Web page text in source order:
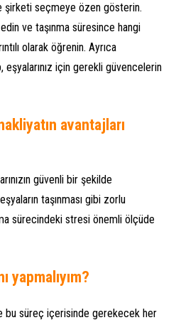
şirketi seçmeye özen gösterin.
ve taşınma süresince hangi
olarak öğrenin. Ayrıca
için gerekli güvencelerin
avantajları
güvenli bir şekilde
taşınması gibi zorlu
sürecindeki stresi önemli ölçüde
yapmalıyım?
bu süreç içerisinde gerekecek her